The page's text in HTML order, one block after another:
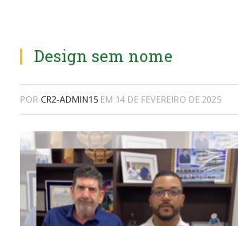
Design sem nome
POR CR2-ADMIN15 EM 14 DE FEVEREIRO DE 2025